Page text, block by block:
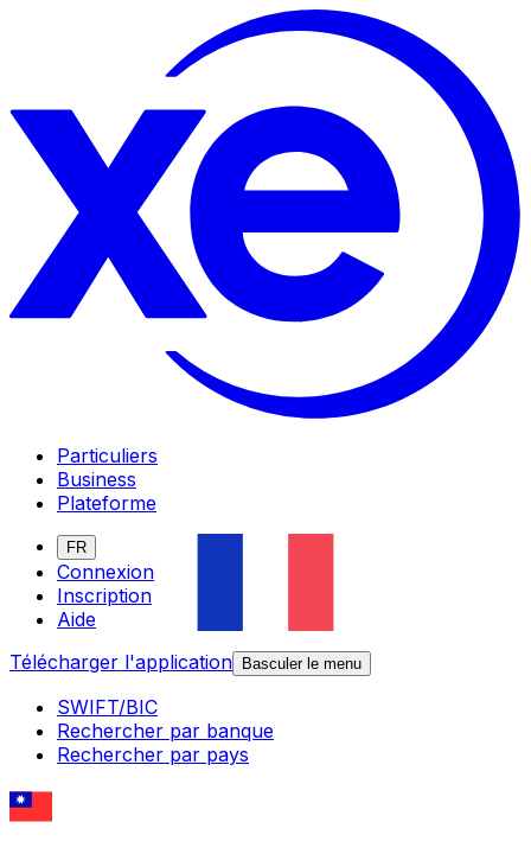
Particuliers
Business
Plateforme
FR
Connexion
Inscription
Aide
Télécharger l'application
Basculer le menu
SWIFT/BIC
Rechercher par banque
Rechercher par pays